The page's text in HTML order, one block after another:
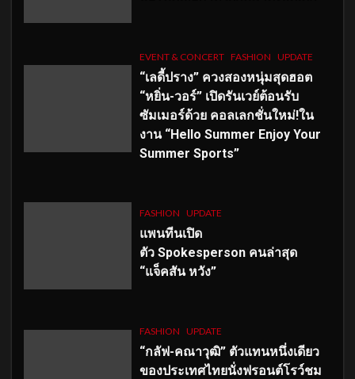
EVENT & CONCERT FASHION UPDATE
“เลดี้ปราง” ควงสองหนุ่มสุดฮอต
“หยิ่น-วอร์” เปิดรันเวย์ต้อนรับ
ซัมเมอร์ด้วย คอลเลกชั่นใหม่!ใน
งาน “Hello Summer Enjoy Your
Summer Sports”
FASHION UPDATE
แพนทีนเปิด
ตัว Spokesperson คนล่าสุด
“แจ็คสัน หวัง”
FASHION UPDATE
“กลัฟ-คณาวุฒิ” ตัวแทนหนึ่งเดียว
ของประเทศไทยนั่งฟรอนต์โรว์ชม